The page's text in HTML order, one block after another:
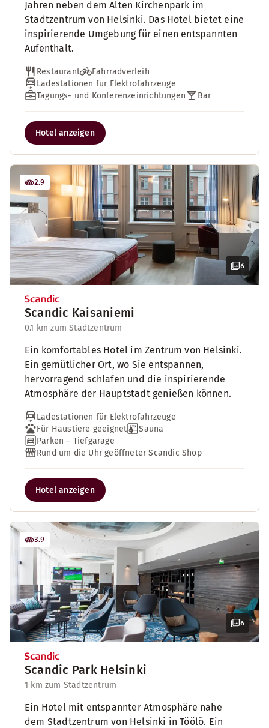
Jahren neben dem Alten Kirchenpark im
Stadtzentrum von Helsinki. Das Hotel bietet eine
inspirierende Umgebung für einen entspannten
Aufenthalt.
Restaurant
Fahrradverleih
Ladestationen für Elektrofahrzeuge
Tagungs- und Konferenzeinrichtungen
Bar
Hotel anzeigen
6
2.9
Scandic Kaisaniemi
0.1 km zum Stadtzentrum
Ein komfortables Hotel im Zentrum von Helsinki.
Ein gemütlicher Ort, wo Sie entspannen,
hervorragend schlafen und die inspirierende
Atmosphäre der Hauptstadt genießen können.
Ladestationen für Elektrofahrzeuge
Für Haustiere geeignet
Sauna
Parken – Tiefgarage
Rund um die Uhr geöffneter Scandic Shop
Hotel anzeigen
6
3.9
Scandic Park Helsinki
1 km zum Stadtzentrum
Ein Hotel mit entspannter Atmosphäre nahe
dem Stadtzentrum von Helsinki in Töölö. Ein